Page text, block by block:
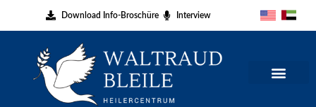
Download Info-Broschüre Interview